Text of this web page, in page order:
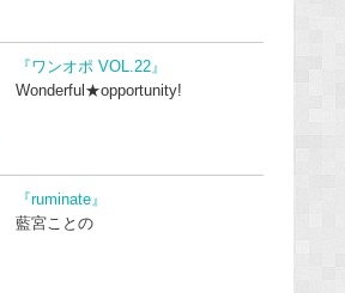
『ワンオポ VOL.22』
Wonderful★opportunity!
『ruminate』
藍宮ことの